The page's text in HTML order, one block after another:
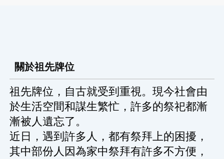
關於祖先牌位
祖先牌位，自古就受到重視。現今社會由
於生活空間和謀生繁忙，許多的祭祀都漸
漸被人遺忘了。
近日，遇到許多人，都有祭拜上的困擾，
其中部份人因為家中祭拜有許多不方便，